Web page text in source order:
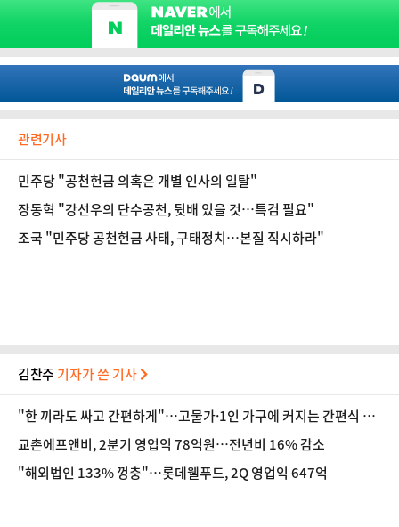
관련기사
민주당 "공천헌금 의혹은 개별 인사의 일탈"
장동혁 "강선우의 단수공천, 뒷배 있을 것…특검 필요"
조국 "민주당 공천헌금 사태, 구태정치…본질 직시하라"
김찬주 기자가 쓴 기사
"한 끼라도 싸고 간편하게"…고물가·1인 가구에 커지는 간편식 시
장
교촌에프앤비, 2분기 영업익 78억원…전년비 16% 감소
"해외법인 133% 껑충"…롯데웰푸드, 2Q 영업익 647억